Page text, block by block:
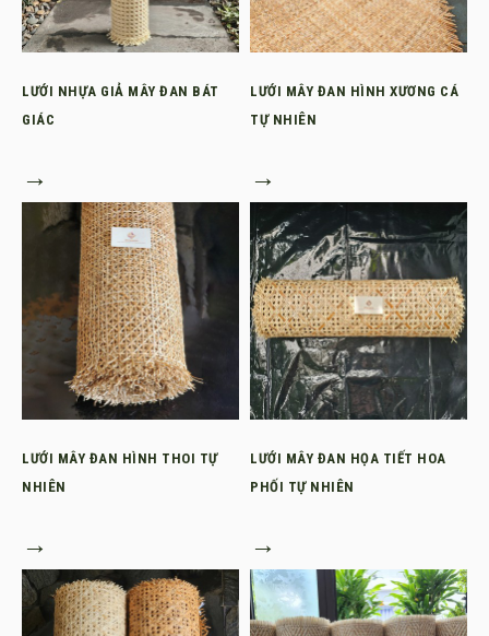
LƯỚI NHỰA GIẢ MÂY ĐAN BÁT
GIÁC
→
LƯỚI MÂY ĐAN HÌNH XƯƠNG CÁ
TỰ NHIÊN
→
LƯỚI MÂY ĐAN HÌNH THOI TỰ
NHIÊN
→
LƯỚI MÂY ĐAN HỌA TIẾT HOA
PHỐI TỰ NHIÊN
→